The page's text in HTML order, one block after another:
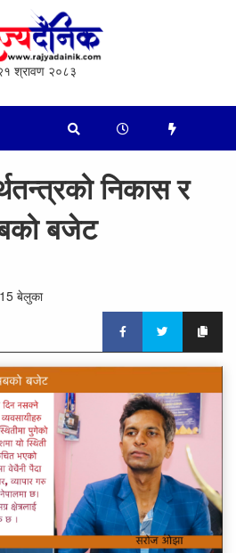
श्रावण २०८३
निकास र
बजेट
बेलुका